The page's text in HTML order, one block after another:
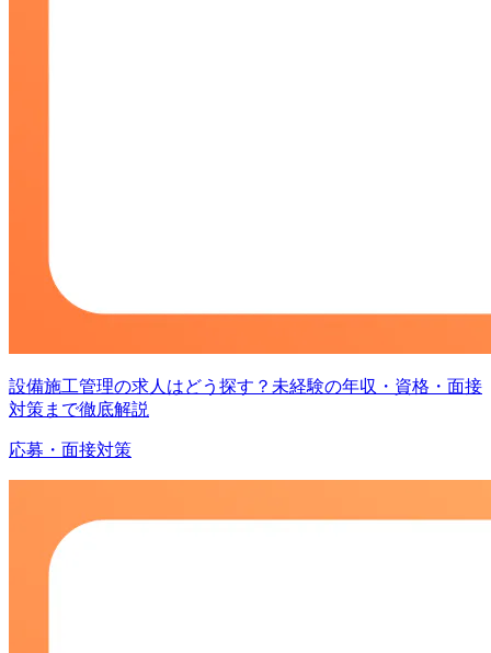
設備施工管理の求人はどう探す？未経験の年収・資格・面接
対策まで徹底解説
応募・面接対策